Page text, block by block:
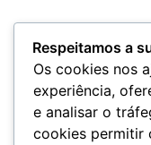
Respeitamos a
Os cookies nos
experiência,
e analisar o
cookies permitir